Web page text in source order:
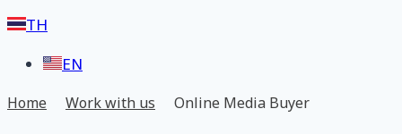
TH
EN
Home Work with us Online Media Buyer